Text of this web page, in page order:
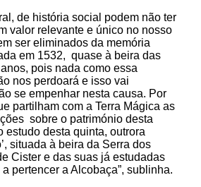
de história social podem não ter
valor relevante e único no nosso
ser eliminados da memória
em 1532, quase à beira das
pois nada como essa
nos perdoará e isso vai
se empenhar nesta causa. Por
partilham com a Terra Mágica as
sobre o património desta
estudo desta quinta, outrora
situada à beira da Serra dos
Cister e das suas já estudadas
pertencer a Alcobaça”, sublinha.